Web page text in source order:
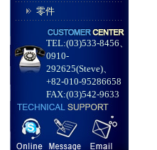
零件
TEL:(03)533-8456、
0910-
292625(Steve)、
+82-010-95286658
FAX:(03)542-9633